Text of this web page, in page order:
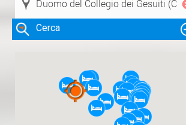
Cerca
Clicca su una risorsa nella mappa
per visualizzare le informazioni